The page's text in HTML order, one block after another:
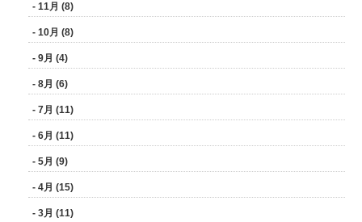
- 11月 (8)
- 10月 (8)
- 9月 (4)
- 8月 (6)
- 7月 (11)
- 6月 (11)
- 5月 (9)
- 4月 (15)
- 3月 (11)